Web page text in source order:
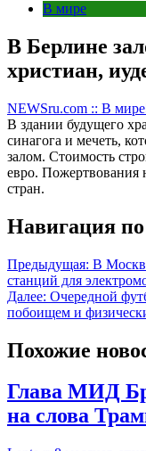
В мире
В Берлине
христиан,
NEWSru.com :: В мире
В здании будущего
синагога и мечеть,
залом. Стоимость
евро. Пожертвования
стран.
Навигация
Предыдущая: В
станций для
Далее: Очередной
побоищем и
Похожие
Глава МИД
на слова